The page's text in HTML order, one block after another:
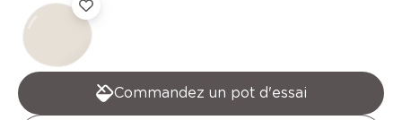
Commandez un pot d'essai